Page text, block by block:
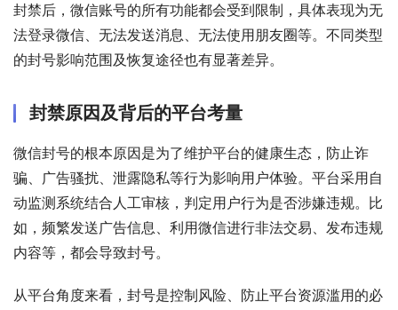
封禁后，微信账号的所有功能都会受到限制，具体表现为无
法登录微信、无法发送消息、无法使用朋友圈等。不同类型
的封号影响范围及恢复途径也有显著差异。
封禁原因及背后的平台考量
微信封号的根本原因是为了维护平台的健康生态，防止诈
骗、广告骚扰、泄露隐私等行为影响用户体验。平台采用自
动监测系统结合人工审核，判定用户行为是否涉嫌违规。比
如，频繁发送广告信息、利用微信进行非法交易、发布违规
内容等，都会导致封号。
从平台角度来看，封号是控制风险、防止平台资源滥用的必